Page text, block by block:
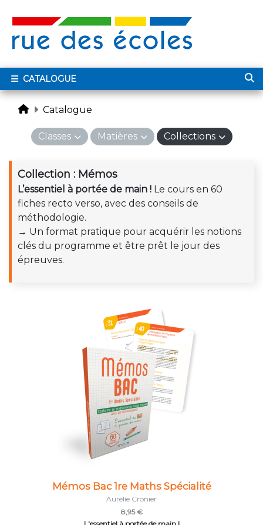
CATALOGUE
Catalogue
Classes Matières Collections
Collection : Mémos
L’essentiel à portée de main ! Le cours en 60
fiches recto verso, avec des conseils de
méthodologie.
→ Un format pratique pour acquérir les notions
clés du programme et être prêt le jour des
épreuves.
Mémos Bac 1re Maths Spécialité
Aurélie Cronier
8,95 €